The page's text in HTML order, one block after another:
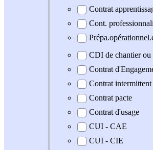
Contrat
Cont.
CDI de chantier ou
Contrat
Contrat intermittent
Contrat pacte
Contrat d'usage
CUI - CAE
CUI - CIE